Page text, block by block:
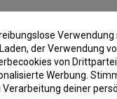
der Verwendung
von
Werbung.
deiner